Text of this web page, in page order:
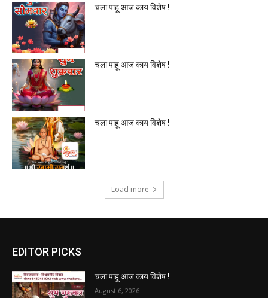
चला पाहू आज काय विशेष !
चला पाहू आज काय विशेष !
चला पाहू आज काय विशेष !
Load more
EDITOR PICKS
चला पाहू आज काय विशेष !
August 6, 2026